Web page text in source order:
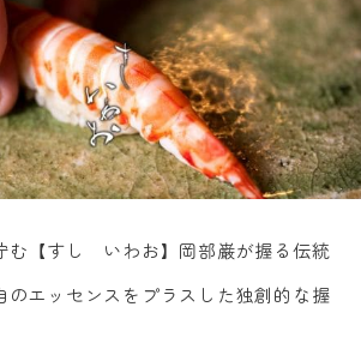
【すし いわお】岡部巌が握る伝統
のエッセンスをプラスした独創的な握